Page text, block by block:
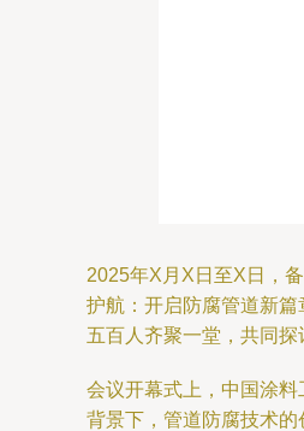
2025年X月X日至X日，
护航：开启防腐管道新
五百人齐聚一堂，共同
会议开幕式上，中国涂
背景下，管道防腐技术